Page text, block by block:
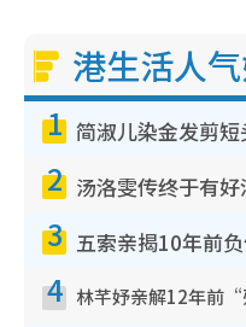
港生活人
1
2
3
4